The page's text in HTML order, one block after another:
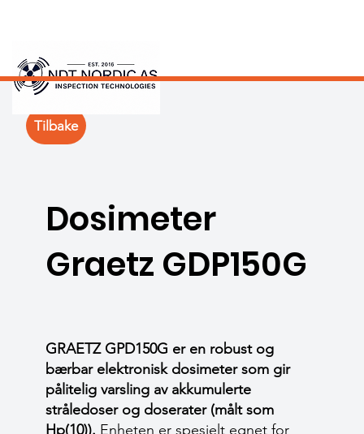
Dosimeter
Graetz GDP150G
GRAETZ GPD150G er en robust og
bærbar elektronisk dosimeter som gir
pålitelig varsling av akkumulerte
stråledoser og doserater (målt som
Hp(10)). Enheten er spesielt egnet for
Tilbake